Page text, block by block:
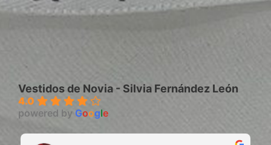
Vestidos de Novia - Silvia Fernández León
4.0
powered by Google